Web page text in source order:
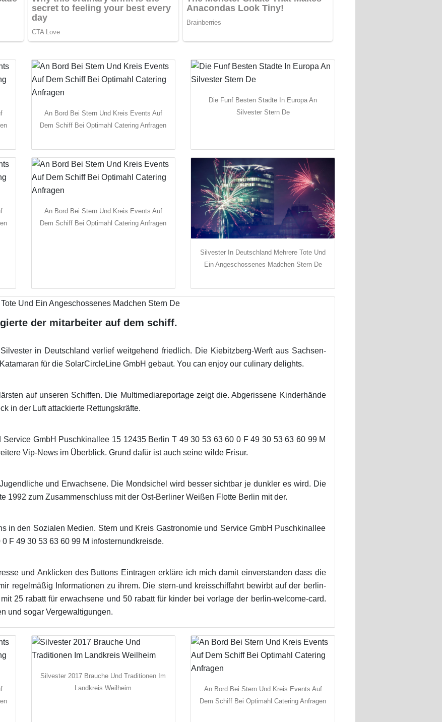
An Bord Bei Stern Und Kreis Events Auf
Dem Schiff Bei Optimahl Catering Anfragen
Die Funf Besten Stadte In Europa An
Silvester Stern De
An Bord Bei Stern Und Kreis Events Auf
Dem Schiff Bei Optimahl Catering Anfragen
Silvester In Deutschland Mehrere Tote Und
Ein Angeschossenes Madchen Stern De
der mitarbeiter auf dem schiff.
in Deutschland verlief weitgehend friedlich. Die Kiebitzberg-Werft aus Sachsen-
für die SolarCircleLine GmbH gebaut. You can enjoy our culinary delights.
auf unseren Schiffen. Die Multimediareportage zeigt die. Abgerissene Kinderhände
in der Luft attackierte Rettungskräfte.
Service GmbH Puschkinallee 15 12435 Berlin T 49 30 53 63 60 0 F 49 30 53 63 60 99 M
Vip-News im Überblick. Grund dafür ist auch seine wilde Frisur.
und Erwachsene. Die Mondsichel wird besser sichtbar je dunkler es wird. Die
1992 zum Zusammenschluss mit der Ost-Berliner Weißen Flotte Berlin mit der.
in den Sozialen Medien. Stern und Kreis Gastronomie und Service GmbH Puschkinallee
F 49 30 53 63 60 99 M infosternundkreisde.
und Anklicken des Buttons Eintragen erkläre ich mich damit einverstanden dass die
regelmäßig Informationen zu ihrem. Die stern-und kreisschiffahrt bewirbt auf der berlin-
25 rabatt für erwachsene und 50 rabatt für kinder bei vorlage der berlin-welcome-card.
und sogar Vergewaltigungen.
Silvester 2017 Brauche Und Traditionen Im
Landkreis Weilheim
An Bord Bei Stern Und Kreis Events Auf
Dem Schiff Bei Optimahl Catering Anfragen